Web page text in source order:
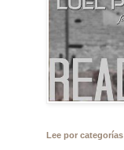
Lee por categorías